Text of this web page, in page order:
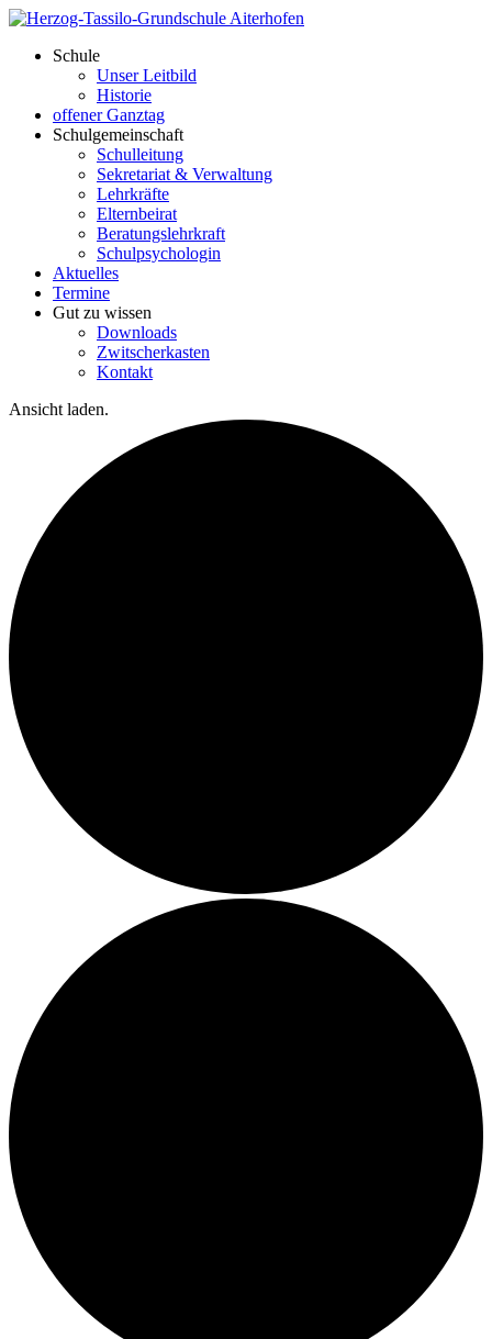
Schule
Unser Leitbild
Historie
offener Ganztag
Schulgemeinschaft
Schulleitung
Sekretariat & Verwaltung
Lehrkräfte
Elternbeirat
Beratungslehrkraft
Schulpsychologin
Aktuelles
Termine
Gut zu wissen
Downloads
Zwitscherkasten
Kontakt
Ansicht laden.